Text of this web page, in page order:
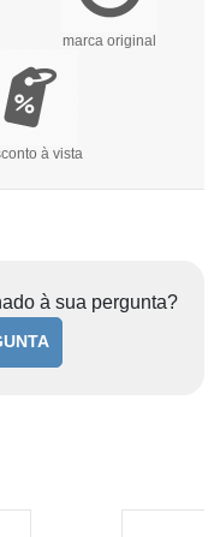
marca original
à vista
à sua pergunta?